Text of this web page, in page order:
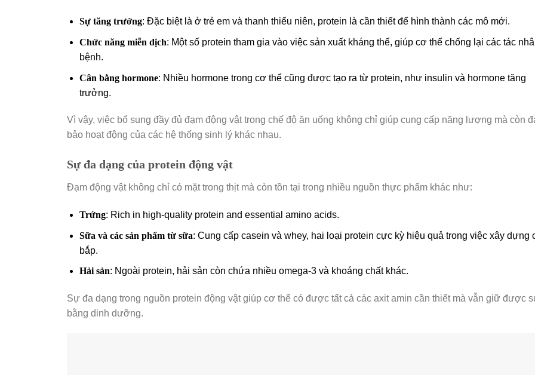
Sự tăng trưởng: Đặc biệt là ở trẻ em và thanh thiếu niên, protein là cần thiết để hình thành các mô mới.
Chức năng miễn dịch: Một số protein tham gia vào việc sản xuất kháng thể, giúp cơ thể chống lại các tác
bệnh.
Cân bằng hormone: Nhiều hormone trong cơ thể cũng được tạo ra từ protein, như insulin và hormone tăng
trưởng.
Vì vậy, việc bổ sung đầy đủ đạm động vật trong chế độ ăn uống không chỉ giúp cung cấp năng lượng mà còn
bảo hoạt động của các hệ thống sinh lý khác nhau.
Sự đa dạng của protein động vật
Đạm động vật không chỉ có mặt trong thịt mà còn tồn tại trong nhiều nguồn thực phẩm khác như:
Trứng: Rich in high-quality protein and essential amino acids.
Sữa và các sản phẩm từ sữa: Cung cấp casein và whey, hai loại protein cực kỳ hiệu quả trong việc xây dựng
bắp.
Hải sản: Ngoài protein, hải sản còn chứa nhiều omega-3 và khoáng chất khác.
Sự đa dạng trong nguồn protein động vật giúp cơ thể có được tất cả các axit amin cần thiết mà vẫn giữ được
bằng dinh dưỡng.